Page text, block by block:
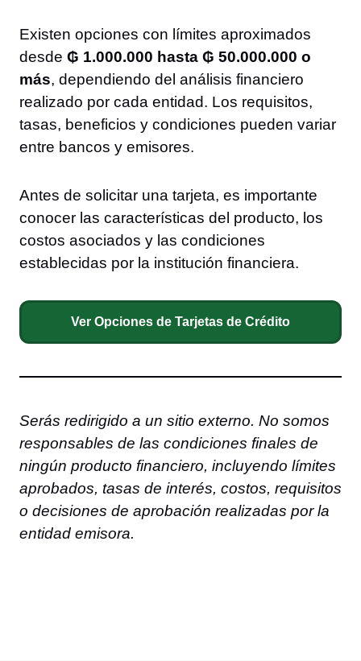
Existen opciones con límites aproximados
desde ₲ 1.000.000 hasta ₲ 50.000.000 o
más, dependiendo del análisis financiero
realizado por cada entidad. Los requisitos,
tasas, beneficios y condiciones pueden variar
entre bancos y emisores.
Antes de solicitar una tarjeta, es importante
conocer las características del producto, los
costos asociados y las condiciones
establecidas por la institución financiera.
Ver Opciones de Tarjetas de Crédito
Serás redirigido a un sitio externo. No somos
responsables de las condiciones finales de
ningún producto financiero, incluyendo límites
aprobados, tasas de interés, costos, requisitos
o decisiones de aprobación realizadas por la
entidad emisora.